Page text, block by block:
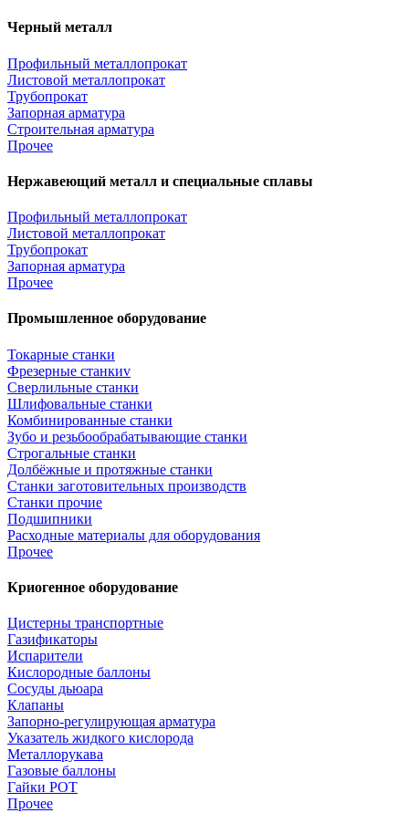
Черный металл
Профильный металлопрокат
Листовой металлопрокат
Трубопрокат
Запорная арматура
Строительная арматура
Прочее
Нержавеющий металл и специальные сплавы
Профильный металлопрокат
Листовой металлопрокат
Трубопрокат
Запорная арматура
Прочее
Промышленное оборудование
Токарные станки
Фрезерные станкиv
Сверлильные станки
Шлифовальные станки
Комбинированные станки
Зубо и резьбообрабатывающие станки
Строгальные станки
Долбёжные и протяжные станки
Станки заготовительных производств
Станки прочие
Подшипники
Расходные материалы для оборудования
Прочее
Криогенное оборудование
Цистерны транспортные
Газификаторы
Испарители
Кислородные баллоны
Сосуды дьюара
Клапаны
Запорно-регулирующая арматура
Указатель жидкого кислорода
Металлорукава
Газовые баллоны
Гайки РОТ
Прочее